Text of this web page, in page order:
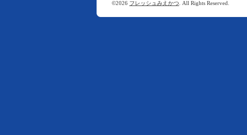
©2026 フレッシュみえかつ . All Rights Reserved.